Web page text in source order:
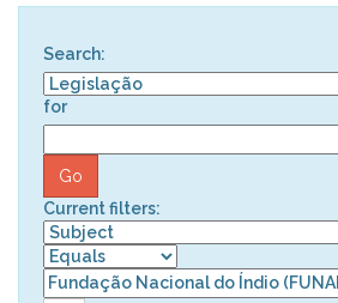
Search:
for
Current filters: